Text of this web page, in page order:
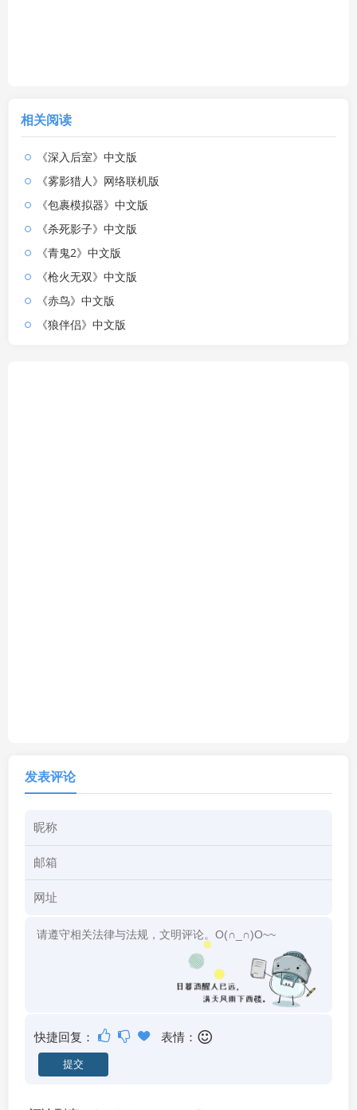
相关阅读
《深入后室》中文版
《雾影猎人》网络联机版
《包裹模拟器》中文版
《杀死影子》中文版
《青鬼2》中文版
《枪火无双》中文版
《赤鸟》中文版
《狼伴侣》中文版
发表评论
快捷回复： 表情：